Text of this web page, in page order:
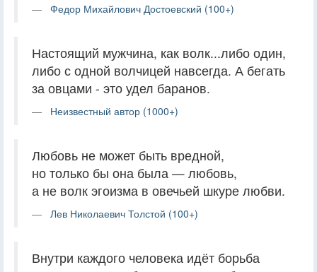
Федор Михайлович Достоевский (100+)
Настоящий мужчина, как волк...либо один,
либо с одной волчицей навсегда. А бегать
за овцами - это удел баранов.
Неизвестный автор (1000+)
Любовь не может быть вредной,
но только бы она была — любовь,
а не волк эгоизма в овечьей шкуре любви.
Лев Николаевич Толстой (100+)
Внутри каждого человека идёт борьба